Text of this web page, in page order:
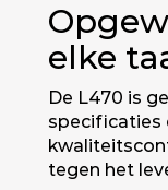
elke
De L470 is
specificaties
tegen het